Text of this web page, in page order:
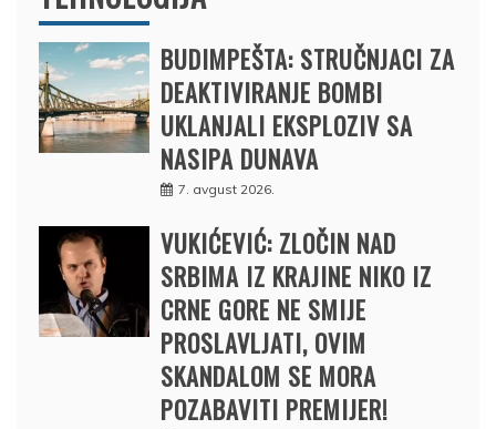
BUDIMPEŠTA: STRUČNJACI ZA
DEAKTIVIRANJE BOMBI
UKLANJALI EKSPLOZIV SA
NASIPA DUNAVA
7. avgust 2026.
VUKIĆEVIĆ: ZLOČIN NAD
SRBIMA IZ KRAJINE NIKO IZ
CRNE GORE NE SMIJE
PROSLAVLJATI, OVIM
SKANDALOM SE MORA
POZABAVITI PREMIJER!